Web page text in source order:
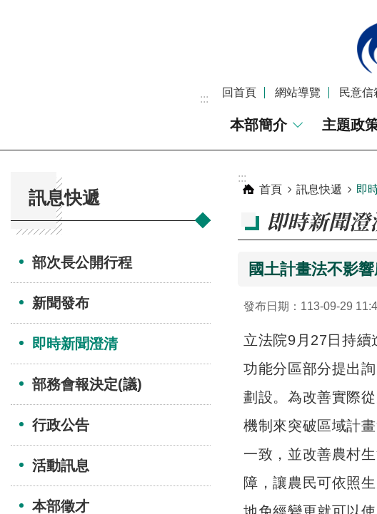
:::
回首頁 網站導覽 民意信
本部簡介 主題政
訊息快遞
部次長公開行程
新聞發布
即時新聞澄清
部務會報決定(議)
行政公告
活動訊息
本部徵才
:::
首頁
訊息快遞 即
即時新聞澄
國土計畫法不影
發布日期：113-09-29
立法院9月27日持
功能分區部分提出
劃設。為改善實際
機制來突破區域計
一致，並改善農村
障，讓農民可依照